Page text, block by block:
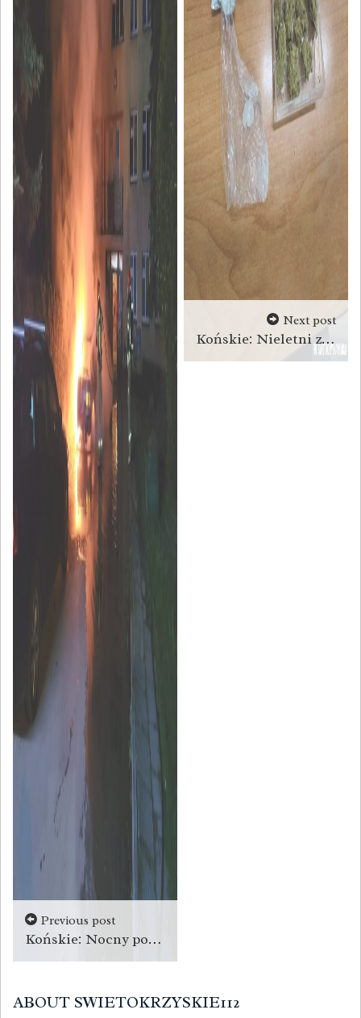
Previous post
Końskie: Nocny pożar auta
Next post
Końskie: Nieletni z narkotykami zatrzymani w Sielpi [zdjęcia]
ABOUT SWIETOKRZYSKIE112